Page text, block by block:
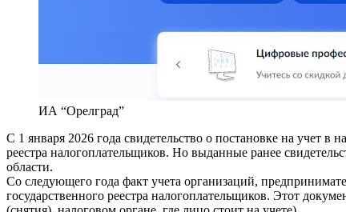
ИА “Орелград”
С 1 января 2026 года свидетельство о постановке на учет в
реестра налогоплательщиков. Но выданные ранее
области.
Со следующего года факт учета организаций,
государственного реестра налогоплательщиков. Этот